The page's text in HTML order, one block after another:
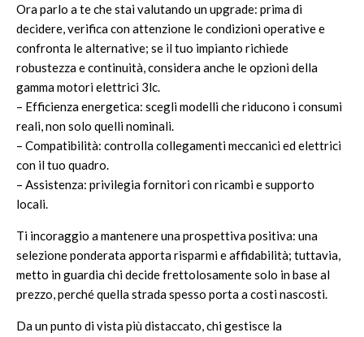
Ora parlo a te che stai valutando un upgrade: prima di
decidere, verifica con attenzione le condizioni operative e
confronta le alternative; se il tuo impianto richiede
robustezza e continuità, considera anche le opzioni della
gammamotori elettrici 3lc.
– Efficienza energetica: scegli modelli che riducono i consumi
reali, non solo quelli nominali.
– Compatibilità: controlla collegamenti meccanici ed elettrici
con il tuo quadro.
– Assistenza: privilegia fornitori con ricambi e supporto
locali.
Ti incoraggio a mantenere una prospettiva positiva: una
selezione ponderata apporta risparmi e affidabilità; tuttavia,
metto in guardia chi decide frettolosamente solo in base al
prezzo, perché quella strada spesso porta a costi nascosti.
Da un punto di vista più distaccato, chi gestisce la